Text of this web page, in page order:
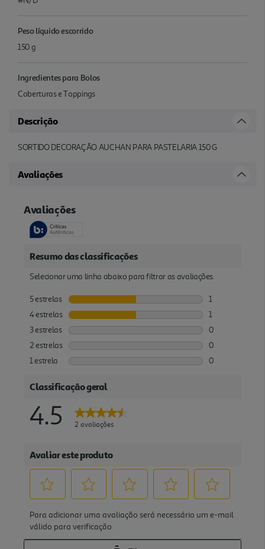
Peso líquido escorrido
150 g
Ingredientes para Bolos
Coberturas e Toppings
Descrição
SORTIDO DECORAÇÃO AUCHAN PARA PASTELARIA 150 G
Avaliações